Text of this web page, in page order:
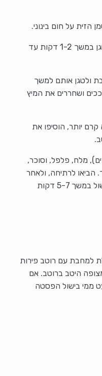
על חום בינוני.
הוסיפו את השום הקצוץ ולטגן במשך 1-2 דקות עד
ולטגן אותם למשך
ושחררים את המיץ
יותר, הוסיפו את
מלח, פלפל, וסוכר,
הביאו לרתיחה, ולאחר
מכן הנמיכו את הלהבה לבישול במשך 5-7 דקות
למחבת עם רוטב פירות
היטב ברוטב. אם
ממי בישול הפסטה